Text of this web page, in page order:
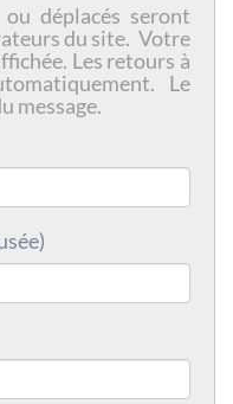
déplacés seront
du site. Votre
Les retours à
Le
message.